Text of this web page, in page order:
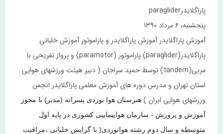
پاراگلایدرparaglider
پنجشنبه، ۶ مرداد ۱۳۹۰
آموزش پاراگلایدر آموزش پاراگلایدر و پاراموتور آموزش خلبانی
پاراگلایدر(paraglider) پاراموتور (paramotor) و پرواز تفریحی با
مربی(tandem) توسط حمید سراجان ( دبیر هیئت ورزشهای هوایی
استان تهران و مدرس دوره های آموزش معلمی پاراگلایدر انجمن
ورزشهای هوایی ابران ) هنرستان هوا نوردی پسرانه (مدبر) با مجوز
آموزش و پرورش - سازمان هواپیماییی کشوری در پایه اول
متوسطه و سال دوم رشته هوانوردی( با گرایش خلبانی ،مراقبت